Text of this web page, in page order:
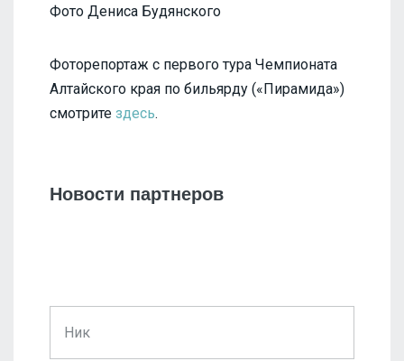
Фото Дениса Будянского
Фоторепортаж с первого тура Чемпионата
Алтайского края по бильярду («Пирамида»)
смотрите здесь.
Новости партнеров